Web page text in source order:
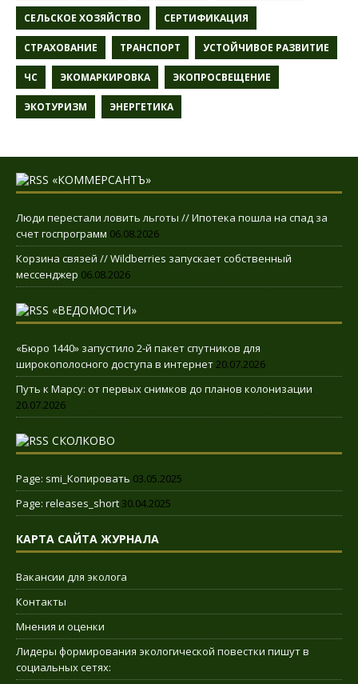
СЕЛЬСКОЕ ХОЗЯЙСТВО СЕРТИФИКАЦИЯ
СТРАХОВАНИЕ ТРАНСПОРТ УСТОЙЧИВОЕ РАЗВИТИЕ
ЧС ЭКОМАРКИРОВКА ЭКОПРОСВЕЩЕНИЕ
ЭКОТУРИЗМ ЭНЕРГЕТИКА
«КОММЕРСАНТЪ»
Люди перестали ловить льготы // Ипотека пошла на спад за
счет госпрограмм 06.08.2026
Корзина связей // Wildberries запускает собственный
мессенджер 06.08.2026
«ВЕДОМОСТИ»
«Бюро 1440» запустило 2-й пакет спутников для
широкополосного доступа в интернет20.07.2026
Путь к Марсу: от первых снимков до планов колонизации
20.07.2026
СКОЛКОВО
Page: smi_Копировать 03.05.2025
Page: releases_short 30.04.2025
КАРТА САЙТА ЖУРНАЛА
Вакансии для эколога
Контакты
Мнения и оценки
Лидеры формирования экологической повестки пишут в
социальных сетях: